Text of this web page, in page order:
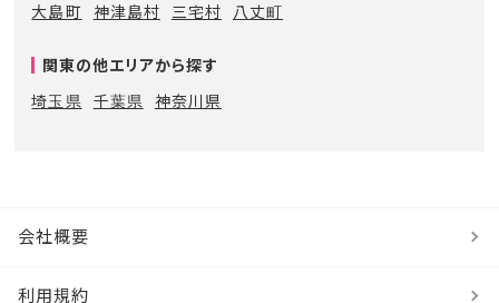
大島町
神津島村 三宅村 八丈町
関東の他エリアから探す
埼玉県
千葉県 神奈川県
会社概要
利用規約